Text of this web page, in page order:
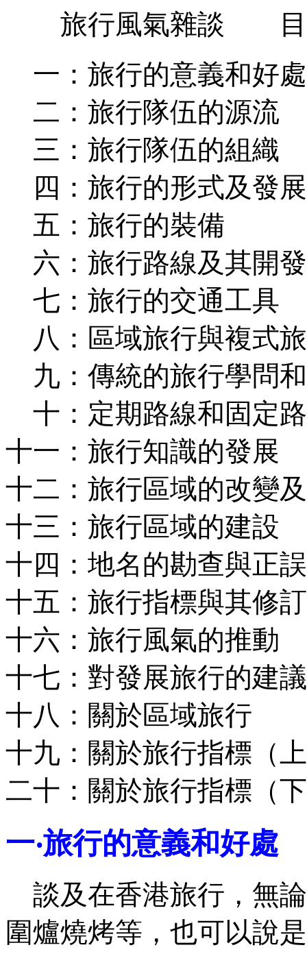
旅行風氣雜談
一：旅行的意義和好處
二：旅行隊伍的源流
三：旅行隊伍的組織
四：旅行的形式及發展
五：旅行的裝備
六：旅行路線及其開發
七：旅行的交通工具
八：區域旅行與複式
九：傳統的旅行學問
十：定期路線和固定
十一：旅行知識的發展
十二：旅行區域的改變
十三：旅行區域的建設
十四：地名的勘查與正誤
十五：旅行指標與其修訂
十六：旅行風氣的推動
十七：對發展旅行的建議
十八：關於區域旅行
十九：關於旅行指標（
二十：關於旅行指標（
一‧旅行的意義和好處
談及在香港旅行，無
圍爐燒烤等，也可以說